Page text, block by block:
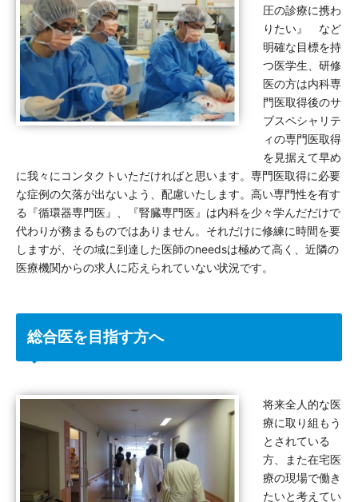
圧の診療に携わ
りたい』 など
明確な目標を持
つ医学生、研修
医の方は内科専
門医取得後のサ
ブスペシャリテ
ィの専門医取得
を見据えて早め
に我々にコンタクトいただければと思います。専門医取得に必要
な症例の欠落が出ないよう、配慮いたします。高い専門性を有す
る『循環器専門医』、『腎臓専門医』は内科を少々学んだだけで
代わりが務まるものではありません。それだけに修練に時間を要
しますが、その域に到達した医師のneedsは極めて高く、近隣の
医療機関からの求人に応えられていない状況です。
総合医を目指す方へ
将来全人的な医
療に取り組もう
とされている
方、また在宅医
療の現場で働き
たいと考えてい